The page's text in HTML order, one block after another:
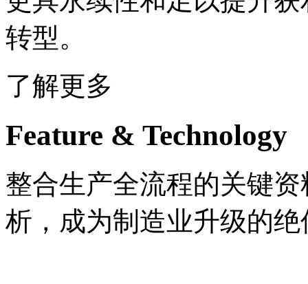
转型。
了解更多
Feature & Technology
整合生产全流程的关键资
析，成为制造业升级的